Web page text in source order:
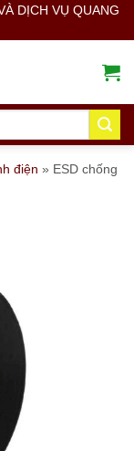
DỊCH VỤ QUANG
điện » ESD chống